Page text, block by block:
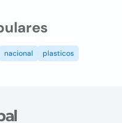
nacional
plasticos